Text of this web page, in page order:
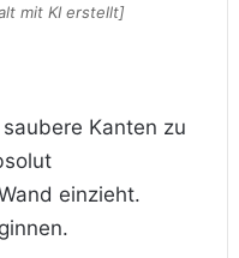
mit KI erstellt]
Kanten zu
einzieht.